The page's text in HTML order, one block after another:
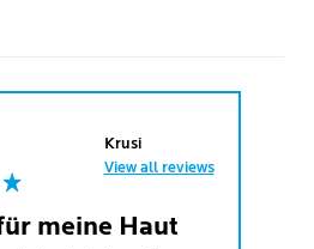
Krusi
View all reviews
meine Haut